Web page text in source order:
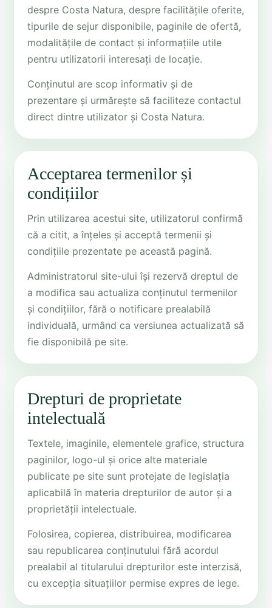
despre Costa Natura, despre facilitățile oferite,
tipurile de sejur disponibile, paginile de ofertă,
modalitățile de contact și informațiile utile
pentru utilizatorii interesați de locație.
Conținutul are scop informativ și de
prezentare și urmărește să faciliteze contactul
direct dintre utilizator și Costa Natura.
Acceptarea termenilor și
condițiilor
Prin utilizarea acestui site, utilizatorul confirmă
că a citit, a înțeles și acceptă termenii și
condițiile prezentate pe această pagină.
Administratorul site-ului își rezervă dreptul de
a modifica sau actualiza conținutul termenilor
și condițiilor, fără o notificare prealabilă
individuală, urmând ca versiunea actualizată să
fie disponibilă pe site.
Drepturi de proprietate
intelectuală
Textele, imaginile, elementele grafice, structura
paginilor, logo-ul și orice alte materiale
publicate pe site sunt protejate de legislația
aplicabilă în materia drepturilor de autor și a
proprietății intelectuale.
Folosirea, copierea, distribuirea, modificarea
sau republicarea conținutului fără acordul
prealabil al titularului drepturilor este interzisă,
cu excepția situațiilor permise expres de lege.